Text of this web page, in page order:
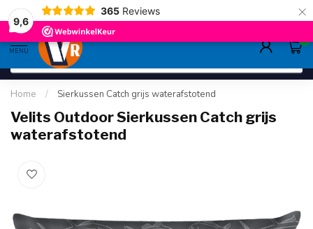
9,6
365 Reviews ×
gratis verzending>80,-
MENU
0
Home / Sierkussen Catch grijs waterafstotend
Velits Outdoor Sierkussen Catch grijs
waterafstotend